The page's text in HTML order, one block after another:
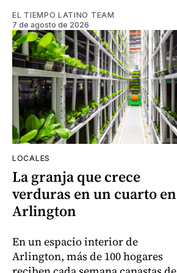
EL TIEMPO LATINO TEAM
7 de agosto de 2026
LOCALES
La granja que crece
verduras en un cuarto en
Arlington
En un espacio interior de
Arlington, más de 100 hogares